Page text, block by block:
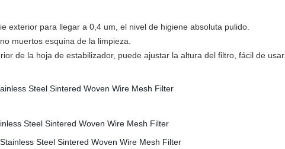
exterior para llegar a 0,4 um, el nivel de higiene absoluta pulido.
muertos esquina de la limpieza.
de la hoja de estabilizador, puede ajustar la altura del filtro, fácil de usar.